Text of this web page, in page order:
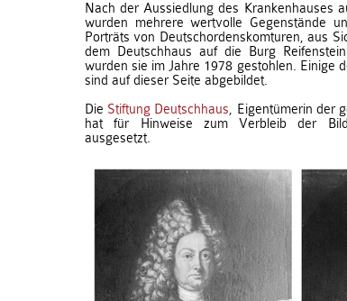
Nach der Aussiedlung des Krankenhauses
wurden mehrere wertvolle Gegenstände
Porträts von Deutschordenskomturen, aus
dem Deutschhaus auf die Burg
wurden sie im Jahre 1978 gestohlen. Einige
sind auf dieser Seite abgebildet.
Die Stiftung Deutschhaus, Eigentümerin der
hat für Hinweise zum Verbleib der
ausgesetzt.